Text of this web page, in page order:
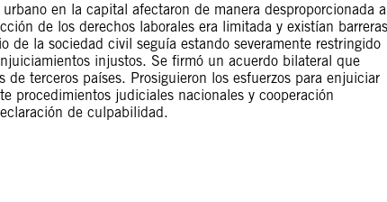
en la capital afectaron de manera desproporcionada a
de los derechos laborales era limitada y existían barreras
la sociedad civil seguía estando severamente restringido
injustos. Se firmó un acuerdo bilateral que
terceros países. Prosiguieron los esfuerzos para enjuiciar
procedimientos judiciales nacionales y cooperación
de culpabilidad.